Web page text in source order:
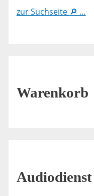
zur Suchseite 🔎 …
Warenkorb
Audiodienst